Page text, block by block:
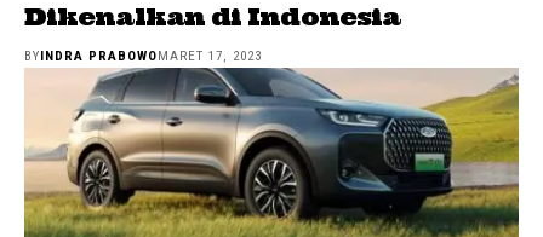
Dikenalkan di Indonesia
BYINDRA PRABOWOMARET 17, 2023